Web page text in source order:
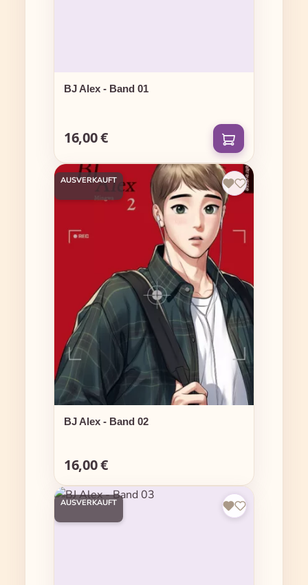
BJ Alex - Band 01
Regulärer Preis:
16,00 €
AUSVERKAUFT
BJ Alex - Band 02
Regulärer Preis:
16,00 €
AUSVERKAUFT